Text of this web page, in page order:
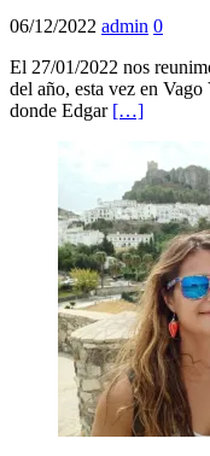
06/12/2022 admin 0
El 27/01/2022 nos
del año, esta vez en
donde Edgar […]